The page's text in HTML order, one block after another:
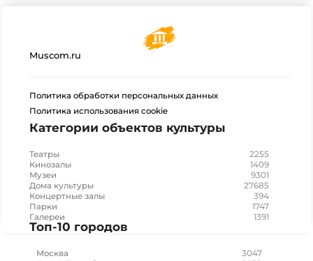
Muscom.ru
Политика обработки персональных данных
Политика использования cookie
Категории объектов культуры
Театры 2255
Кинозалы 1409
Музеи 9301
Дома культуры 27685
Концертные залы 394
Парки 1747
Галереи 1391
Топ-10 городов
Москва 3047